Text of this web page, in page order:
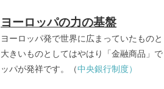
ヨーロッパの力の基盤
ヨーロッパ発で世界に広まっていたもの
大きいものとしてはやはり「金融商品」
ッパが発祥です。（中央銀行制度）